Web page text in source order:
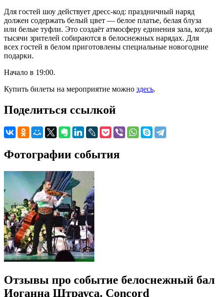
Для гостей шоу действует дресс-код: праздничный наряд
должен содержать белый цвет — белое платье, белая блуза
или белые туфли. Это создаёт атмосферу единения зала, когда
тысячи зрителей собираются в белоснежных нарядах. Для
всех гостей в белом приготовлены специальные новогодние
подарки.
Начало в 19:00.
Купить билеты на мероприятие можно здесь.
Поделиться ссылкой
Фотографии события
Отзывы про событие белоснежный бал
Иоганна Штрауса. Concord